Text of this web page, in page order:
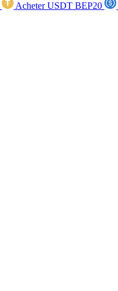
Acheter USDT BEP20